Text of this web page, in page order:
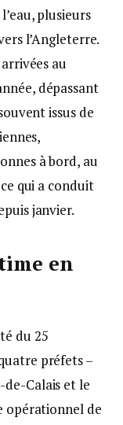
plusieurs
l’Angleterre.
au
dépassant
issus de
à bord, au
qui a conduit
janvier.
en
du 25
préfets –
de-Calais et le
opérationnel de